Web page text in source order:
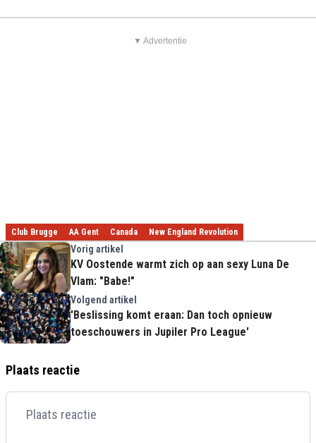
▼ Advertentie
Club Brugge AA Gent Canada New England Revolution
Vorig artikel
KV Oostende warmt zich op aan sexy Luna De
Vlam: "Babe!"
Volgend artikel
'Beslissing komt eraan: Dan toch opnieuw
toeschouwers in Jupiler Pro League'
Plaats reactie